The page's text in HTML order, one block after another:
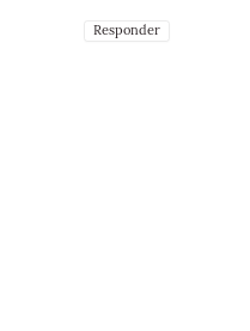
Responder